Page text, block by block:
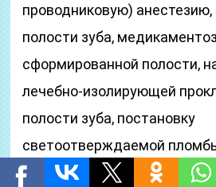
проводниковую)
полости зуба,
сформированной полости,
лечебно-изолирующей
полости зуба, постановку
светоотверждаемой
полировку. Отягощениями